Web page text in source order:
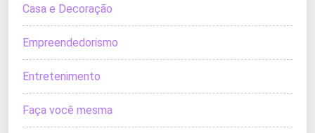
Casa e Decoração
Empreendedorismo
Entretenimento
Faça você mesma